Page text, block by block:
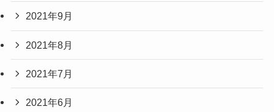
2021年9月
2021年8月
2021年7月
2021年6月